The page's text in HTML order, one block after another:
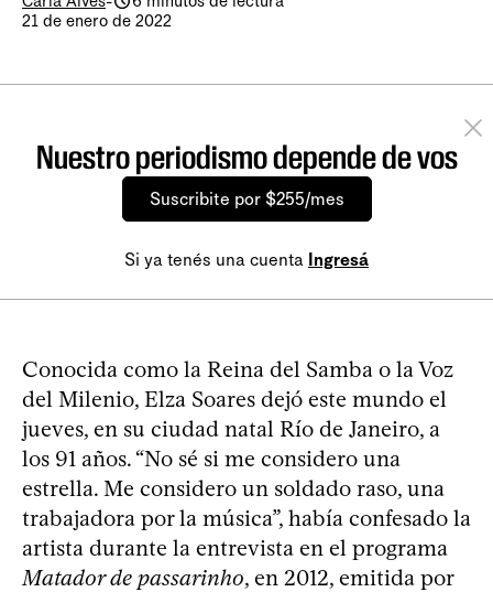
21 de enero de 2022
Nuestro periodismo depende de vos
Suscribite por $255/mes
Si ya tenés una cuenta Ingresá
Conocida como la Reina del Samba o la Voz
del Milenio, Elza Soares dejó este mundo el
jueves, en su ciudad natal Río de Janeiro, a
los 91 años. “No sé si me considero una
estrella. Me considero un soldado raso, una
trabajadora por la música”, había confesado la
artista durante la entrevista en el programa
Matador de passarinho, en 2012, emitida por